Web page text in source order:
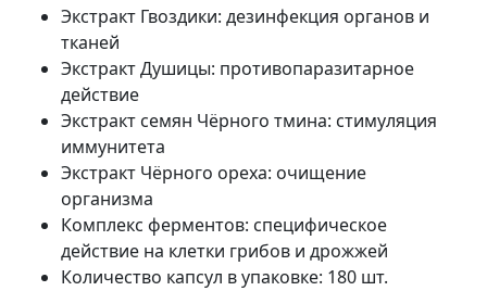
Экстракт Гвоздики: дезинфекция органов и
тканей
Экстракт Душицы: противопаразитарное
действие
Экстракт семян Чёрного тмина: стимуляция
иммунитета
Экстракт Чёрного ореха: очищение
организма
Комплекс ферментов: специфическое
действие на клетки грибов и дрожжей
Количество капсул в упаковке: 180 шт.